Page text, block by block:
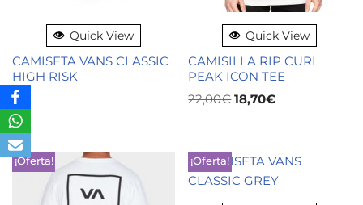
Quick View
CAMISETA VANS CLASSIC
HIGH RISK
Quick View
CAMISILLA RIP CURL
PEAK ICON TEE
22,00€ 18,70€
¡Oferta! ¡Oferta!